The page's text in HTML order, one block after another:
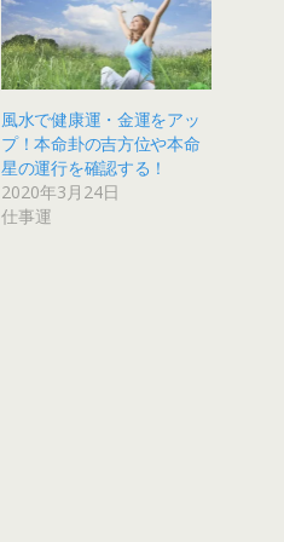
風水で健康運・金運をアッ
プ！本命卦の吉方位や本命
星の運行を確認する！
2020年3月24日
仕事運